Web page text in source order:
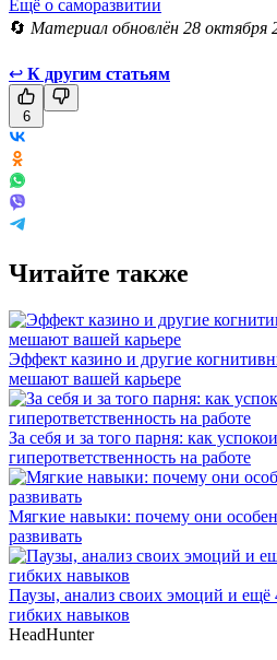
Ещё о саморазвитии
🔄 Материал обновлён 28 октября
↩ К другим статьям
6
Читайте также
Эффект казино и другие
мешают вашей карьере
За себя и за того парня: как
гиперответственность на работе
Мягкие навыки: почему они
развивать
Паузы, анализ своих эмоций и ещё
гибких навыков
HeadHunter